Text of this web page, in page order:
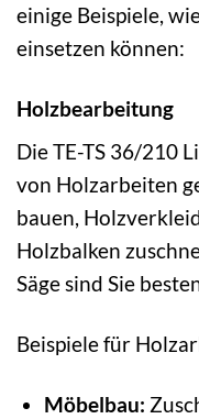
einige Beispiele,
einsetzen können:
Holzbearbeitung
Die TE-TS 36/210
von Holzarbeiten
bauen,
Holzbalken
Säge sind Sie
Beispiele für
Möbelbau: